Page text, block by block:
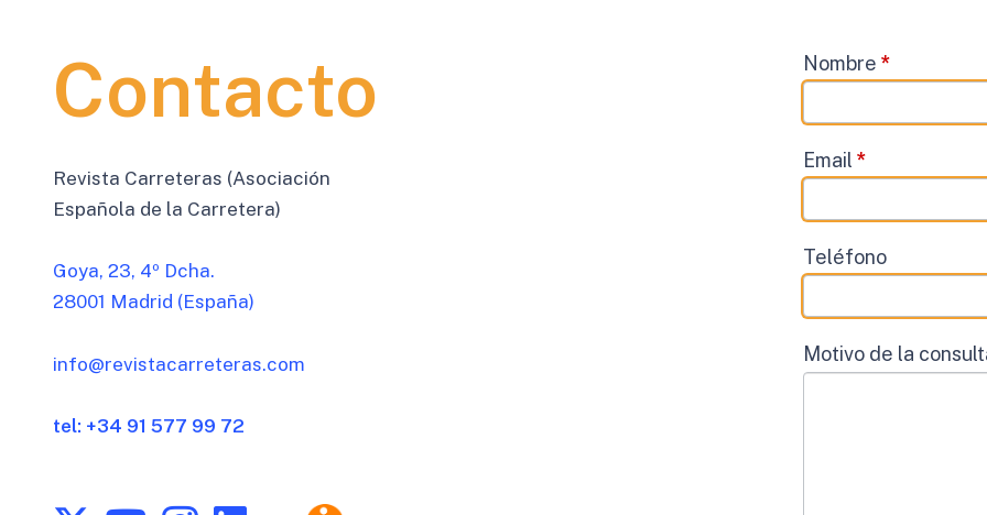
Contacto
Revista Carreteras (Asociación
Española de la Carretera)
Goya, 23, 4º Dcha.
28001 Madrid (España)
info@revistacarreteras.com
tel: +34 91 577 99 72
Contacto
Nombre *
Email *
Teléfono
Motivo de la